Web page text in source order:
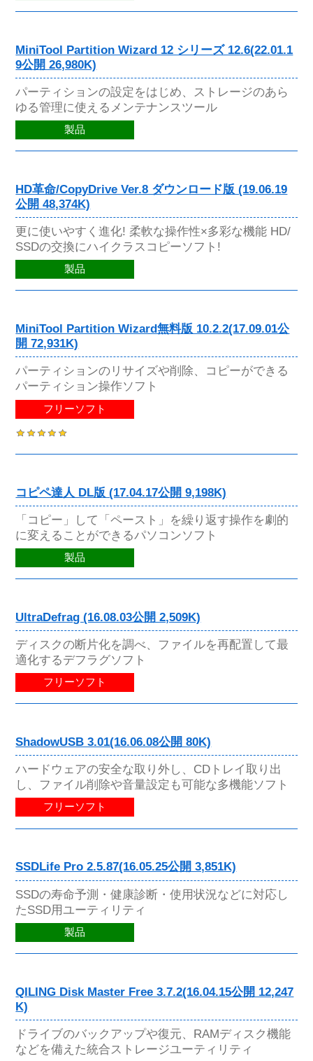
MiniTool Partition Wizard 12 シリーズ 12.6(22.01.1
9公開 26,980K)
パーティションの設定をはじめ、ストレージのあら
ゆる管理に使えるメンテナンスツール
製品
HD革命/CopyDrive Ver.8 ダウンロード版 (19.06.19
公開 48,374K)
更に使いやすく進化! 柔軟な操作性×多彩な機能 HD/
SSDの交換にハイクラスコピーソフト!
製品
MiniTool Partition Wizard無料版 10.2.2(17.09.01公
開 72,931K)
パーティションのリサイズや削除、コピーができる
パーティション操作ソフト
フリーソフト
コピペ達人 DL版 (17.04.17公開 9,198K)
「コピー」して「ペースト」を繰り返す操作を劇的
に変えることができるパソコンソフト
製品
UltraDefrag (16.08.03公開 2,509K)
ディスクの断片化を調べ、ファイルを再配置して最
適化するデフラグソフト
フリーソフト
ShadowUSB 3.01(16.06.08公開 80K)
ハードウェアの安全な取り外し、CDトレイ取り出
し、ファイル削除や音量設定も可能な多機能ソフト
フリーソフト
SSDLife Pro 2.5.87(16.05.25公開 3,851K)
SSDの寿命予測・健康診断・使用状況などに対応し
たSSD用ユーティリティ
製品
QILING Disk Master Free 3.7.2(16.04.15公開 12,247
K)
ドライブのバックアップや復元、RAMディスク機能
などを備えた統合ストレージユーティリティ